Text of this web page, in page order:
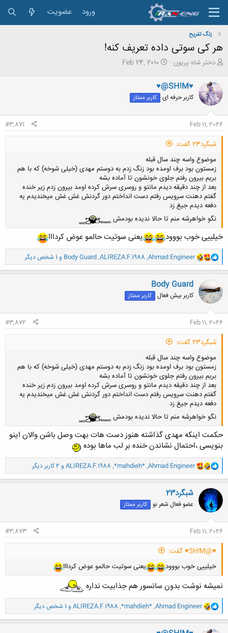
ورود عضویت
زنگ تفريح
هر کی سوتی داده تعریف کنه!
ش
و
ع
ک
ن
ن
د
م
ض
و
ع
دختر شاه پریون
ت
ی
خ
ر
Feb 24, 2010
♥@SH!M♥
کاربر حرفه ای کاربر ممتاز
Feb 11, 2026
#3,871
شبگرد23 گفت:
موضوع واسه چند سال قبله
زمستون بود برف اومده بود زنگ زدم به دوستم مهدی (خیلی شوخه) که با هم
بریم بیرون رفتم جلوی خونشون تا آماده بشه
بعد از چند دقیقه دیدم مانتو و روسری سرش کرده اومد بیرون زدم زیر خنده
گفتم دهنت سرویس رفتم دست انداختم دور گردنش غش غش میخندیدم یه
دفعه دیدم جیغ زد
نگو خواهرشه منم تا حالا ندیده بودمش
خیلییی خوب بووود یعنی سوتیت حالمو عوض کردااا
و
ا
ک
ش
ه
:
Ahmad Engineer
,
ALIREZA.F.1988
,
Body Guard و 1 شخص دیگر
Body Guard
کاربر بیش فعال کاربر ممتاز
Feb 11, 2026
#3,872
شبگرد23 گفت:
موضوع واسه چند سال قبله
زمستون بود برف اومده بود زنگ زدم به دوستم مهدی (خیلی شوخه) که با هم
بریم بیرون رفتم جلوی خونشون تا آماده بشه
بعد از چند دقیقه دیدم مانتو و روسری سرش کرده اومد بیرون زدم زیر خنده
گفتم دهنت سرویس رفتم دست انداختم دور گردنش غش غش میخندیدم یه
دفعه دیدم جیغ زد
نگو خواهرشه منم تا حالا ندیده بودمش
حکمت اینکه مهدی گذاشته هنوز دست هات بهت وصل باشن والان اینو
بنویسی ،احتمال نشاندن خنده بر لب ماها بوده
و
ا
ک
ش
ه
:
Ahmad Engineer
,
*mahdieh*
,
ALIREZA.F.1988 و 2 کاربر دیگر
شبگرد23
عضو فعال شعر نو کاربر ممتاز
Feb 11, 2026
#3,873
♥@SH!M♥ گفت:
خیلییی خوب بووود
یعنی سوتیت حالمو عوض کردااا
نمیشه نوشت بدون سانسور هم جذابیت نداره
و
ا
ک
Ahmad Engineer
,
*mahdieh*
,
ALIREZA.F.1988 و 1 شخص دیگر